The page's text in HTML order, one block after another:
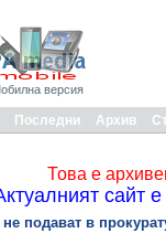
версия
Последни Архив
Това е
сайт
подават в